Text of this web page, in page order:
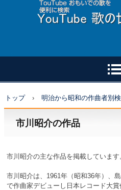
トップ › 明治から昭和の作曲者別
市川昭介の作品
市川昭介の主な作品を掲載しています
市川昭介は、1961年（昭和36年）、
で作曲家デビューし日本レコード大賞